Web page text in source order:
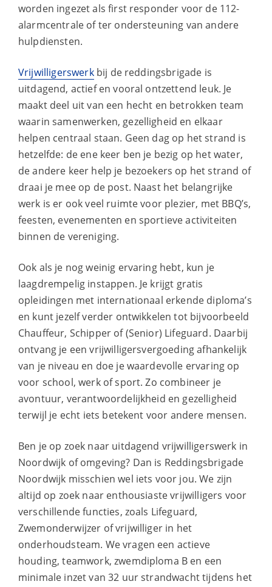
worden ingezet als first responder voor de 112-
alarmcentrale of ter ondersteuning van andere
hulpdiensten.
Vrijwilligerswerkbij de reddingsbrigade is
uitdagend, actief en vooral ontzettend leuk. Je
maakt deel uit van een hecht en betrokken team
waarin samenwerken, gezelligheid en elkaar
helpen centraal staan. Geen dag op het strand is
hetzelfde: de ene keer ben je bezig op het water,
de andere keer help je bezoekers op het strand of
draai je mee op de post. Naast het belangrijke
werk is er ook veel ruimte voor plezier, met BBQ’s,
feesten, evenementen en sportieve activiteiten
binnen de vereniging.
Ook als je nog weinig ervaring hebt, kun je
laagdrempelig instappen. Je krijgt gratis
opleidingen met internationaal erkende diploma’s
en kunt jezelf verder ontwikkelen tot bijvoorbeeld
Chauffeur, Schipper of (Senior) Lifeguard. Daarbij
ontvang je een vrijwilligersvergoeding afhankelijk
van je niveau en doe je waardevolle ervaring op
voor school, werk of sport. Zo combineer je
avontuur, verantwoordelijkheid en gezelligheid
terwijl je echt iets betekent voor andere mensen.
Ben je op zoek naar uitdagend vrijwilligerswerk in
Noordwijk of omgeving? Dan is Reddingsbrigade
Noordwijk misschien wel iets voor jou. We zijn
altijd op zoek naar enthousiaste vrijwilligers voor
verschillende functies, zoals Lifeguard,
Zwemonderwijzer of vrijwilliger in het
onderhoudsteam. We vragen een actieve
houding, teamwork, zwemdiploma B en een
minimale inzet van 32 uur strandwacht tijdens het